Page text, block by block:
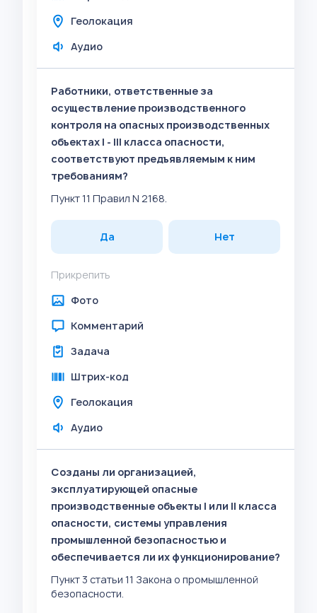
Геолокация
Аудио
Работники, ответственные за
осуществление производственного
контроля на опасных производственных
объектах I - III класса опасности,
соответствуют предъявляемым к ним
требованиям?
Пункт 11 Правил N 2168.
Да Нет
Прикрепить
Фото
Комментарий
Задача
Штрих-код
Геолокация
Аудио
Созданы ли организацией,
эксплуатирующей опасные
производственные объекты I или II класса
опасности, системы управления
промышленной безопасностью и
обеспечивается ли их функционирование?
Пункт 3 статьи 11 Закона о промышленной
безопасности.